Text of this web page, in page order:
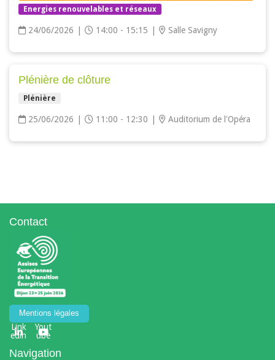
Energies renouvelables et réseaux
24/06/2026 14:00 - 15:15 Salle Savigny
Plénière de clôture
Plénière
25/06/2026 11:00 - 12:30 Auditorium de l'Opéra
Contact
Mentions légales
Link
edin
Yout
ube
Navigation